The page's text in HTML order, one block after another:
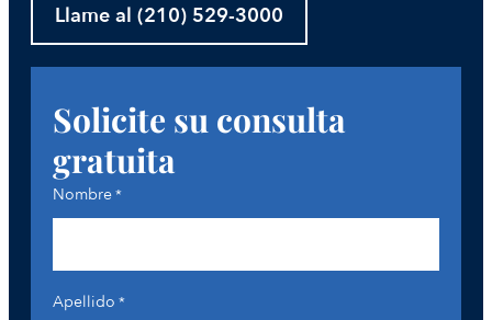
Llame al (210) 529-3000
Solicite su consulta
gratuita
Nombre*
Apellido *